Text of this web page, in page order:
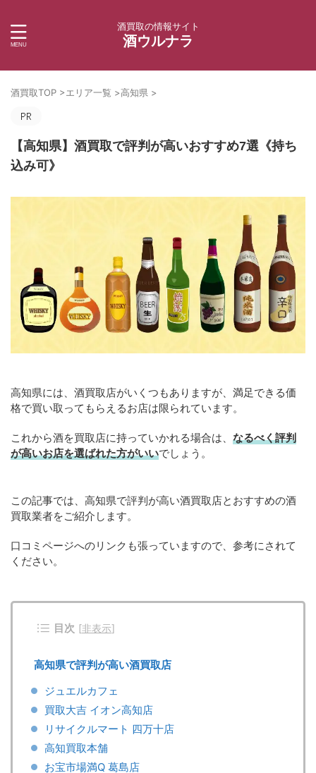
酒買取の情報サイト
酒ウルナラ
酒買取TOP >エリア一覧 >高知県 >
【高知県】酒買取で評判が高いおすすめ7選《持ち
込み可》
高知県には、酒買取店がいくつもありますが、満足できる価
格で買い取ってもらえるお店は限られています。
これから酒を買取店に持っていかれる場合は、 なるべく評判
が高いお店を選ばれた方がいいでしょう。
この記事では、高知県で評判が高い酒買取店とおすすめの酒
買取業者をご紹介します。
口コミページへのリンクも張っていますので、参考にされて
ください。
目次 [非表示]
高知県で評判が高い酒買取店
ジュエルカフェ
買取大吉 イオン高知店
リサイクルマート 四万十店
高知買取本舗
お宝市場満Q 葛島店